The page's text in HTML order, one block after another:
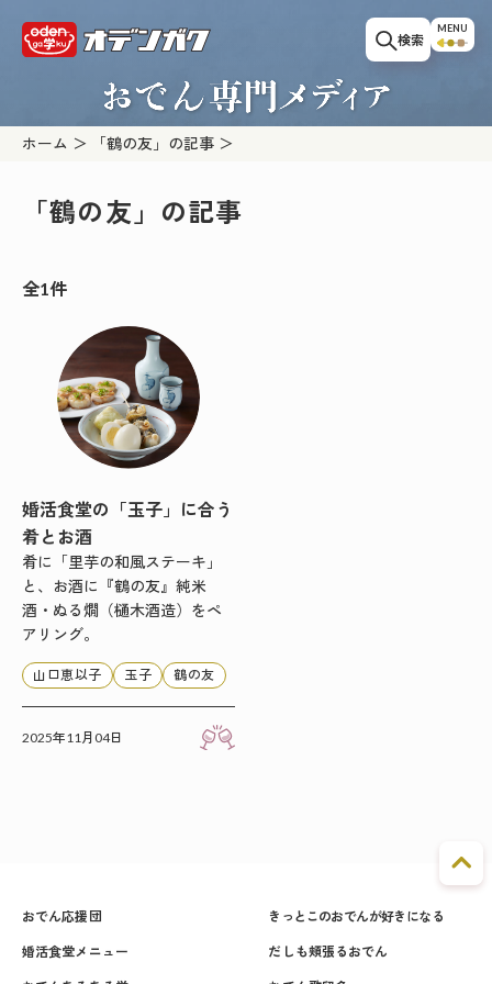
検索
MENU
ホーム 「鶴の友」の記事
「鶴の友」の記事
全1件
婚活食堂の「玉子」に合う
肴とお酒
肴に「里芋の和風ステーキ」
と、お酒に『鶴の友』純米
酒・ぬる燗（樋木酒造）をペ
アリング。
山口恵以子 玉子 鶴の友
2025年11月04日
おでん応援団 きっとこのおでんが好きになる
婚活食堂メニュー だしも頬張るおでん